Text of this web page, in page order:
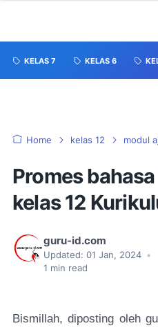
KELAS 7 KELAS 6
Home kelas 12 modul
Promes
kelas 12
guru-id.com
Updated: 01 Jan, 2024 •
1 min read
Bismillah, diposting oleh